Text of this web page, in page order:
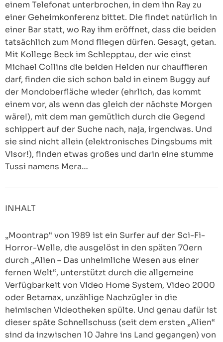
einem Telefonat unterbrochen, in dem ihn Ray zu
einer Geheimkonferenz bittet. Die findet natürlich in
einer Bar statt, wo Ray ihm eröffnet, dass die beiden
tatsächlich zum Mond fliegen dürfen. Gesagt, getan.
Mit Kollege Beck im Schlepptau, der wie einst
Michael Collins die beiden Helden nur chauffieren
darf, finden die sich schon bald in einem Buggy auf
der Mondoberfläche wieder (ehrlich, das kommt
einem vor, als wenn das gleich der nächste Morgen
wäre!), mit dem man gemütlich durch die Gegend
schippert auf der Suche nach, naja, irgendwas. Und
sie sind nicht allein (elektronisches Dingsbums mit
Visor!), finden etwas großes und darin eine stumme
Tussi namens Mera…
INHALT
„Moontrap“ von 1989 ist ein Surfer auf der Sci-Fi-
Horror-Welle, die ausgelöst in den späten 70ern
durch „Alien – Das unheimliche Wesen aus einer
fernen Welt“, unterstützt durch die allgemeine
Verfügbarkeit von Video Home System, Video 2000
oder Betamax, unzählige Nachzügler in die
heimischen Videotheken spülte. Und genau dafür ist
dieser späte Schnellschuss (seit dem ersten „Alien“
sind da inzwischen 10 Jahre ins Land gegangen) von